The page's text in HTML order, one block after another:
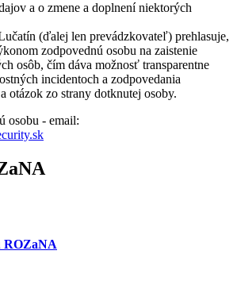
a o zmene a doplnení niektorých
(ďalej len prevádzkovateľ) prehlasuje,
zodpovednú osobu na zaistenie
osôb, čím dáva možnosť transparentne
incidentoch a zodpovedania
otázok zo strany dotknutej osoby.
osobu - email:
ROZaNA